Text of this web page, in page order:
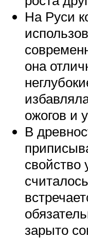
На Руси
она
ожогов и
В
свойство
зарыто